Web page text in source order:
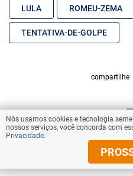
LULA ROMEU-ZEMA
TENTATIVA-DE-GOLPE
compartilhe
VOLTAR
© Copyright 2025 Diários
Nós usamos cookies e tecnologia
nossos serviços, você concorda com
Privacidade.